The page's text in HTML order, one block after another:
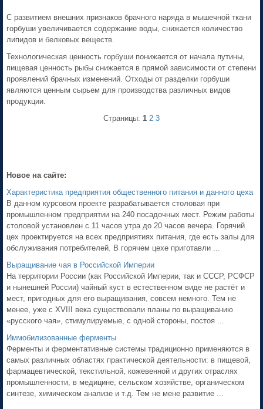
С развитием внешних признаков брачного наряда в мышечной ткани
горбуши увеличивается содержание воды, снижается количество
липидов и белковых веществ.
Технологическая ценность горбуши понижается от начала путины,
пищевая ценность рыбы снижается в прямой зависимости от степени
проявлений брачных изменений. Отходы от разделки горбуши
являются ценным сырьем для производства различных видов
продукции.
Страницы: 1 2 3
Новое на сайте:
Характеристика предприятия общественного питания и данного цеха
В данном курсовом проекте разрабатывается столовая при
промышленном предприятии на 240 посадочных мест. Режим работы
столовой установлен с 11 часов утра до 20 часов вечера. Горячий
цех проектируется на всех предприятиях питания, где есть залы для
обслуживания потребителей. В горячем цехе приготавли ...
Выращивание чая в Российской Империи
На территории России (как Российской Империи, так и СССР, РСФСР
и нынешней России) чайный куст в естественном виде не растёт и
мест, пригодных для его выращивания, совсем немного. Тем не
менее, уже с XVIII века существовали планы по выращиванию
«русского чая», стимулируемые, с одной стороны, постоя ...
Иммобилизованные ферменты
Ферменты и ферментативные системы традиционно применяются в
самых различных областях практической деятельности: в пищевой,
фармацевтической, текстильной, кожевенной и других отраслях
промышленности, в медицине, сельском хозяйстве, органическом
синтезе, химическом анализе и т.д. Тем не мене развитие ...